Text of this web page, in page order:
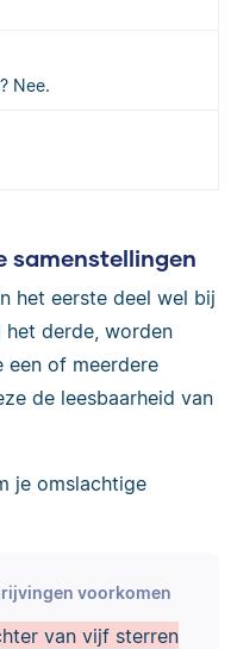
Nee.
samenstellingen
het eerste deel wel bij
derde, worden
een of meerdere
de leesbaarheid van
je omslachtige
voorkomen
van vijf sterren